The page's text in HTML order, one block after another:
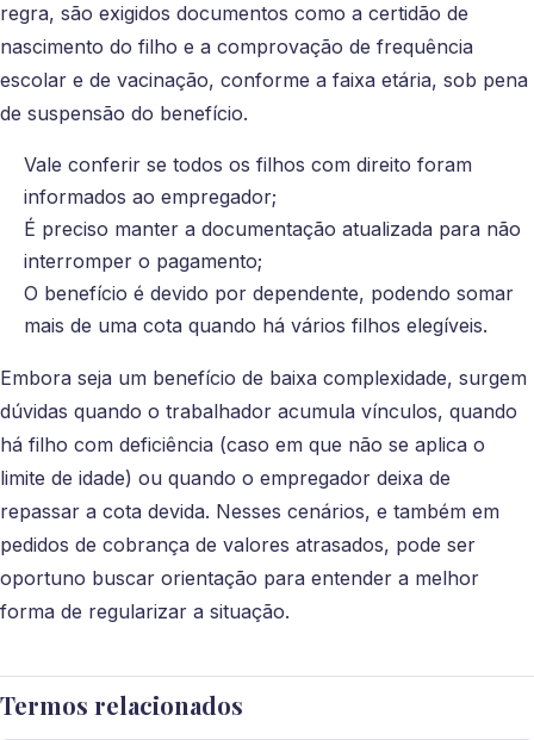
regra, são exigidos documentos como a certidão de
nascimento do filho e a comprovação de frequência
escolar e de vacinação, conforme a faixa etária, sob pena
de suspensão do benefício.
Vale conferir se todos os filhos com direito foram
informados ao empregador;
É preciso manter a documentação atualizada para não
interromper o pagamento;
O benefício é devido por dependente, podendo somar
mais de uma cota quando há vários filhos elegíveis.
Embora seja um benefício de baixa complexidade, surgem
dúvidas quando o trabalhador acumula vínculos, quando
há filho com deficiência (caso em que não se aplica o
limite de idade) ou quando o empregador deixa de
repassar a cota devida. Nesses cenários, e também em
pedidos de cobrança de valores atrasados, pode ser
oportuno buscar orientação para entender a melhor
forma de regularizar a situação.
Termos relacionados